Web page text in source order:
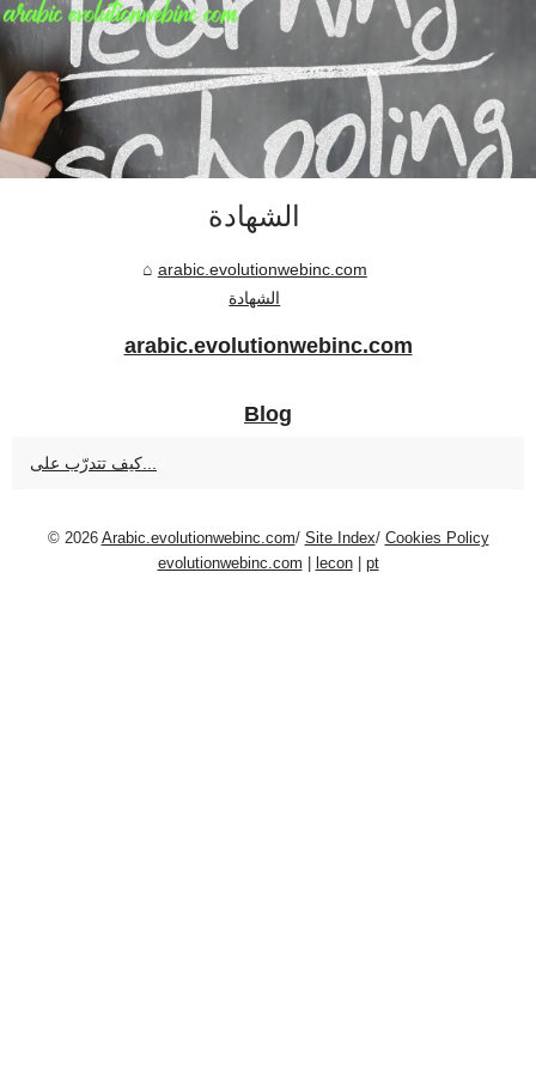
الشهادة
arabic.evolutionwebinc.com
الشهادة
arabic.evolutionwebinc.com
Blog
كيف تتدرّب على...
© 2026 Arabic.evolutionwebinc.com/ Site Index/ Cookies Policy
evolutionwebinc.com
lecon| pt